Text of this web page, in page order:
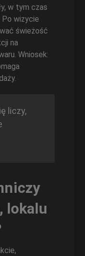
w tym czas
Po wizycie
świeżość
na
Wniosek:
liczy,
lokalu